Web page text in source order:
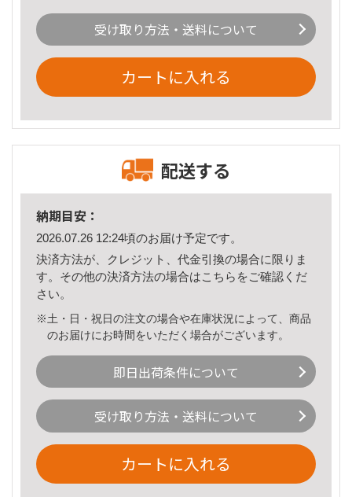
受け取り方法・送料について
カートに入れる
配送する
納期目安：
2026.07.26 12:24頃のお届け予定です。
決済方法が、クレジット、代金引換の場合に限りま
す。その他の決済方法の場合はこちら をご確認くだ
さい。
※土・日・祝日の注文の場合や在庫状況によって、商品
のお届けにお時間をいただく場合がございます。
即日出荷条件について
受け取り方法・送料について
カートに入れる